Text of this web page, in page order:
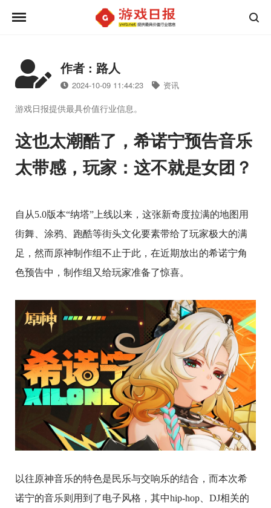
作者 : 路人
2024-10-09 11:44:23 资讯
游戏日报提供最具价值行业信息。
这也太潮酷了，希诺宁预告音乐
太带感，玩家：这不就是女团？
自从5.0版本“纳塔”上线以来，这张新奇度拉满的地图用
街舞、涂鸦、跑酷等街头文化要素带给了玩家极大的满
足，然而原神制作组不止于此，在近期放出的希诺宁角
色预告中，制作组又给玩家准备了惊喜。
以往原神音乐的特色是民乐与交响乐的结合，而本次希
诺宁的音乐则用到了电子风格，其中hip-hop、DJ相关的